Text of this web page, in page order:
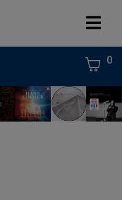
0